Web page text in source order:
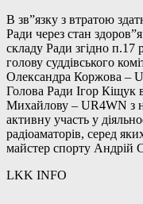
В зв”язку з втратою
Ради через стан
складу Ради згідно
голову суддівського
Олександра Коржова –
Голова Ради Ігор
Михайлову – UR4WN з
активну участь у
радіоаматорів, серед
майстер спорту Андрій
LKK INFO